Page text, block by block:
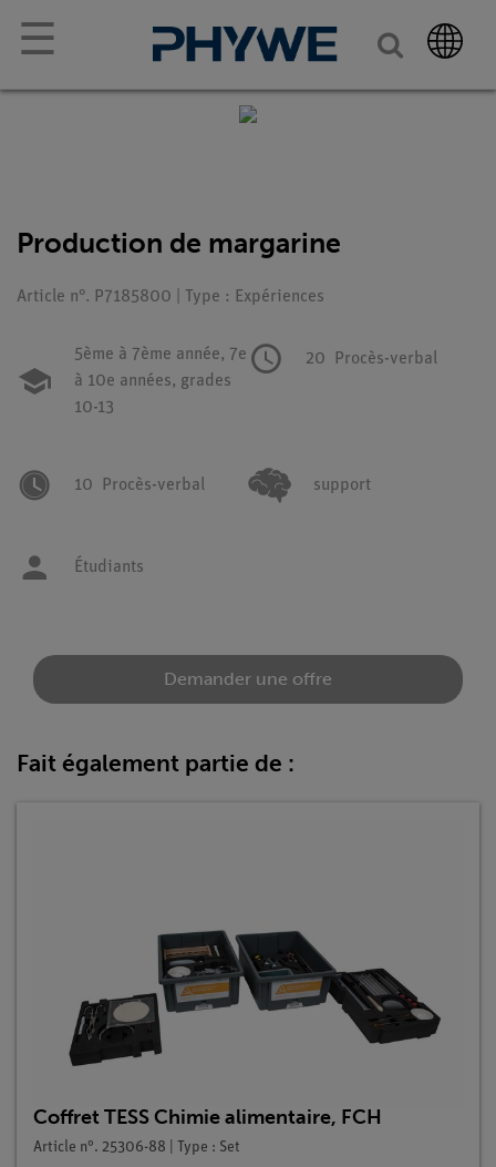
☰
Production de margarine
Article n°. P7185800 | Type : Expériences
5ème à 7ème année, 7e
à 10e années, grades
10-13
20 Procès-verbal
10 Procès-verbal support
Étudiants
Demander une offre
Fait également partie de :
Coffret TESS Chimie alimentaire, FCH
Article n°. 25306-88 | Type : Set